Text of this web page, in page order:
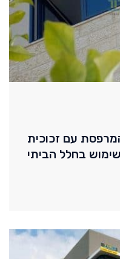
עם זכוכית
בחלל הביתי